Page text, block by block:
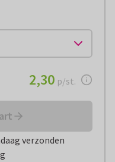
€ 2,30per stuk
2,30 p/st.
verzonden